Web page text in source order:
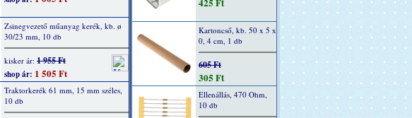
Zsinegvezető műanyag kerék, kb. ø
30/23 mm, 10 db
kisker ár: 1 955 Ft
shop ár: 1 505 Ft
Traktorkerék 61 mm, 15 mm széles,
10 db
425 Ft
Kartoncső, kb. 50 x 5 x
0, 4 cm, 1 db
605 Ft
305 Ft
Ellenállás, 470 Ohm,
10 db